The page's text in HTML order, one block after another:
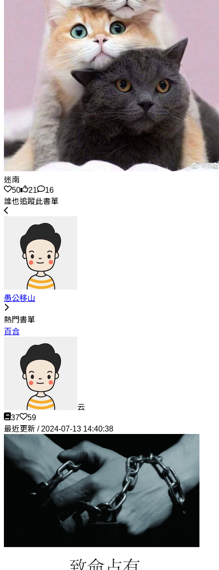
迷南
50
21
16
誰也追蹤此書單
愚公移山
熱門書單
百合
云
37
59
最近更新 / 2024-07-13 14:40:38